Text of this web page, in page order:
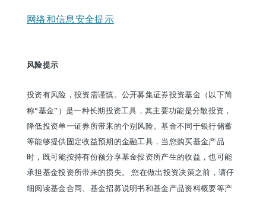
网络和信息安全提示
风险提示
投资有风险，投资需谨慎。公开募集证券投资基金（以下简
称“基金”）是一种长期投资工具，其主要功能是分散投资，
降低投资单一证券所带来的个别风险。基金不同于银行储蓄
等能够提供固定收益预期的金融工具，当您购买基金产品
时，既可能按持有份额分享基金投资所产生的收益，也可能
承担基金投资所带来的损失。 您在做出投资决策之前，请仔
细阅读基金合同、基金招募说明书和基金产品资料概要等产